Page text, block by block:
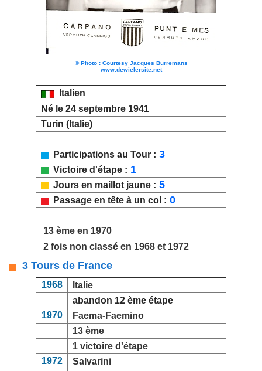
© Photo : Courtesy Jacques Burremans
www.dewielersite.net
Italien
Né le 24 septembre 1941
Turin (Italie)
Participations au Tour : 3
Victoire d'étape : 1
Jours en maillot jaune : 5
Passage en tête à un col : 0
13 ème en 1970
2 fois non classé en 1968 et 1972
3 Tours de France
1968
Italie
abandon 12 ème étape
1970
Faema-Faemino
13 ème
1 victoire d'étape
1972
Salvarini